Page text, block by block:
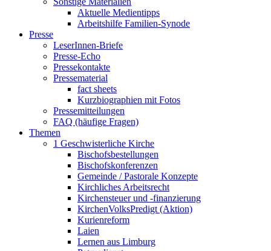
Aktuelle Medientipps
Arbeitshilfe Familien-Synode
Presse
LeserInnen-Briefe
Presse-Echo
Pressekontakte
Pressematerial
fact sheets
Kurzbiographien mit Fotos
Pressemitteilungen
FAQ (häufige Fragen)
Themen
1 Geschwisterliche Kirche
Bischofsbestellungen
Bischofskonferenzen
Gemeinde / Pastorale Konzepte
Kirchliches Arbeitsrecht
Kirchensteuer und -finanzierung
KirchenVolksPredigt (Aktion)
Kurienreform
Laien
Lernen aus Limburg